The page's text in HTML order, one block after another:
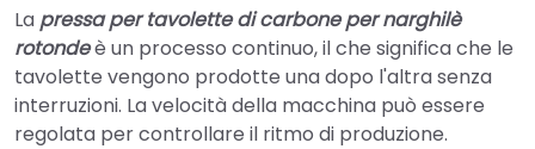
La pressa per tavolette di carbone per narghilè
rotondeè un processo continuo, il che significa che le
tavolette vengono prodotte una dopo l'altra senza
interruzioni. La velocità della macchina può essere
regolata per controllare il ritmo di produzione.